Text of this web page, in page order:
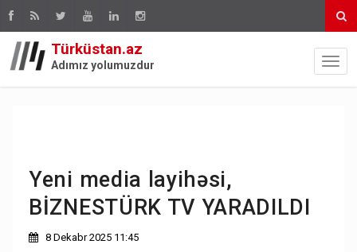
Türküstan.az
Adımız yolumuzdur
Yeni media layihəsi,
BİZNESTÜRK TV YARADILDI
8 Dekabr 2025 11:45